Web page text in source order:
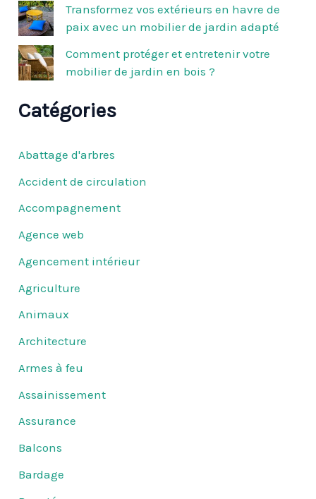
Transformez vos extérieurs en havre de
paix avec un mobilier de jardin adapté
Comment protéger et entretenir votre
mobilier de jardin en bois ?
Catégories
Abattage d'arbres
Accident de circulation
Accompagnement
Agence web
Agencement intérieur
Agriculture
Animaux
Architecture
Armes à feu
Assainissement
Assurance
Balcons
Bardage